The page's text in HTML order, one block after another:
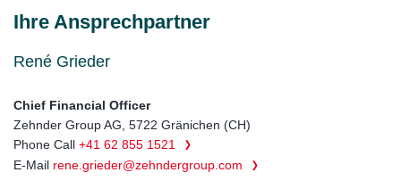
Ihre Ansprechpartner
René Grieder
Chief Financial Officer
Zehnder Group AG, 5722 Gränichen (CH)
Phone Call +41 62 855 1521
E-Mail rene.grieder@zehndergroup.com